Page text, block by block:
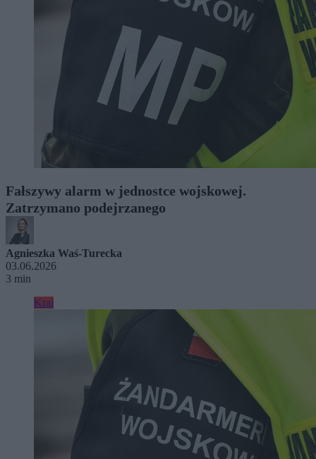
Fałszywy alarm w jednostce wojskowej.
Zatrzymano podejrzanego
Agnieszka Waś-Turecka
03.06.2026
3 min
Kraj